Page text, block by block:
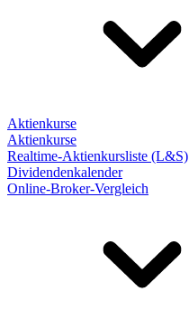
Aktienkurse
Aktienkurse
Realtime-Aktienkursliste (L&S)
Dividendenkalender
Online-Broker-Vergleich